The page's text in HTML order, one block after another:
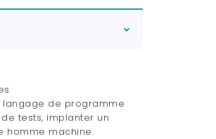
langage de programme
tests, implanter un
homme machine.